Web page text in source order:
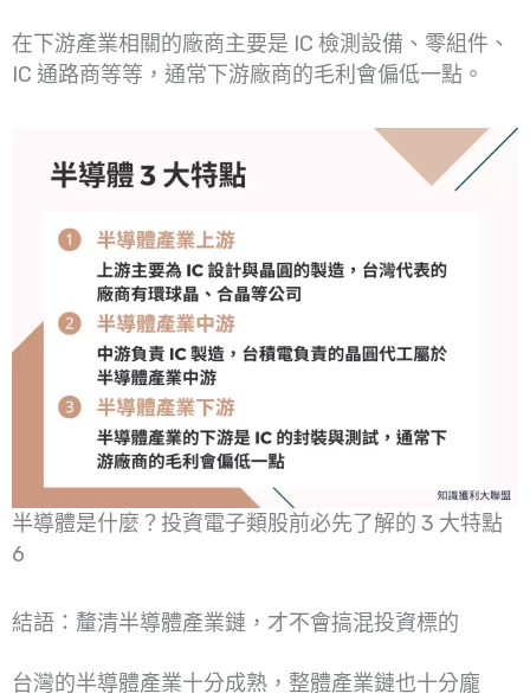
在下游產業相關的廠商主要是 IC 檢測設備、零組件、
IC 通路商等等，通常下游廠商的毛利會偏低一點。
半導體是什麼？投資電子類股前必先了解的 3 大特點
6
結語：釐清半導體產業鏈，才不會搞混投資標的
台灣的半導體產業十分成熟，整體產業鏈也十分龐